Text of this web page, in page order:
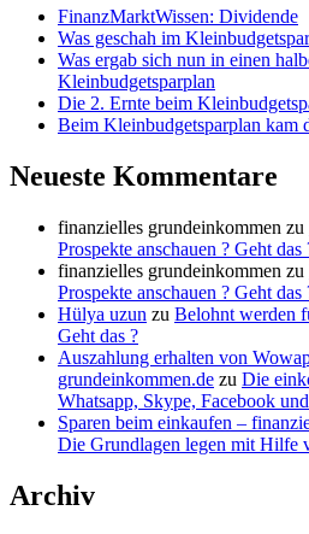
FinanzMarktWissen: Dividende
Was geschah im
Was ergab sich nun in einen
Kleinbudgetsparplan
Die 2. Ernte beim
Beim Kleinbudgetsparplan kam
Neueste Kommentare
finanzielles grundeinkommen zu
Prospekte anschauen ? Geht das
finanzielles grundeinkommen zu
Prospekte anschauen ? Geht das
Hülya uzun zu Belohnt werden
Geht das ?
Auszahlung erhalten von
grundeinkommen.de zu Die
Whatsapp, Skype, Facebook
Sparen beim einkaufen –
Die Grundlagen legen mit Hilfe
Archiv